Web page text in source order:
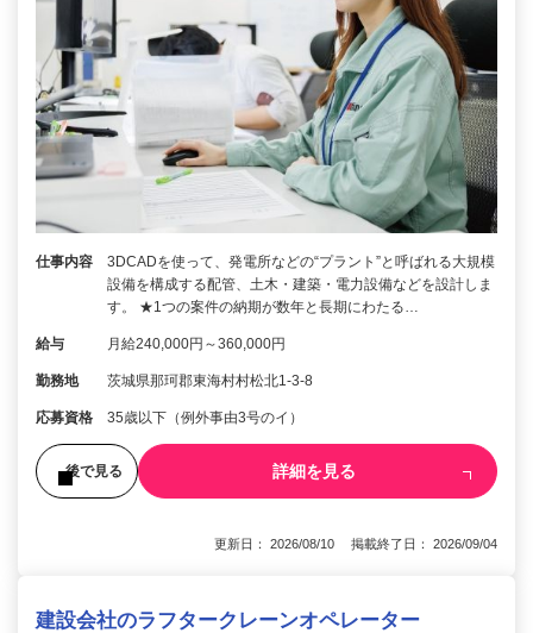
仕事内容
3DCADを使って、発電所などの“プラント”と呼ばれる大規模
設備を構成する配管、土木・建築・電力設備などを設計しま
す。 ★1つの案件の納期が数年と長期にわたる…
給与 月給240,000円～360,000円
勤務地 茨城県那珂郡東海村村松北1-3-8
応募資格 35歳以下（例外事由3号のイ）
後で見る 詳細を見る
更新日： 2026/08/10 掲載終了日： 2026/09/04
建設会社のラフタークレーンオペレーター